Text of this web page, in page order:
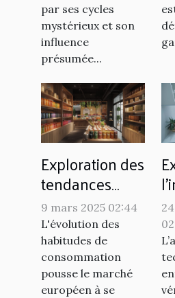
par ses cycles
mystérieux et son
influence
présumée...
Exploration des
tendances
actuelles du
marché du
snus sans
tabac en
Europe
9 mars 2025 02:44
L'évolution des
habitudes de
consommation
pousse le marché
européen à se